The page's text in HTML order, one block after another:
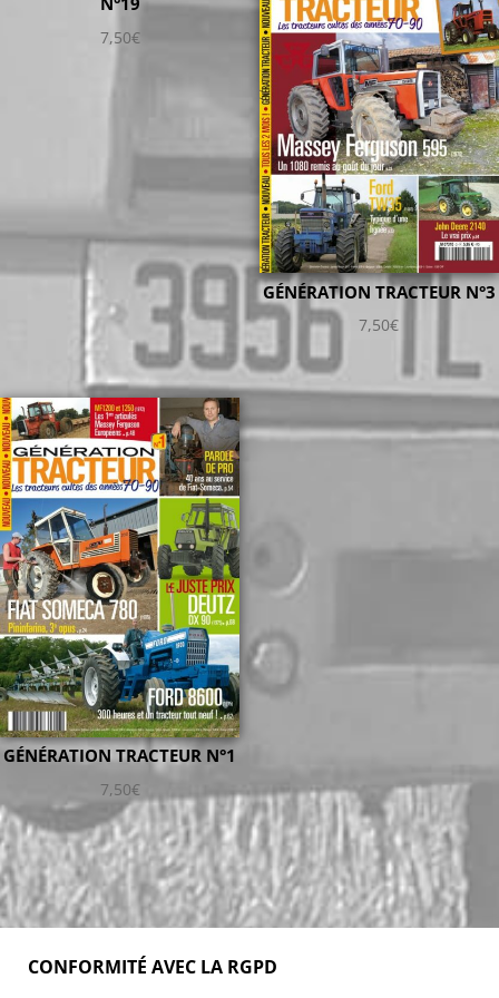
7,50€
GÉNÉRATION TRACTEUR N°3
7,50€
GÉNÉRATION TRACTEUR N°1
7,50€
CONFORMITÉ AVEC LA RGPD